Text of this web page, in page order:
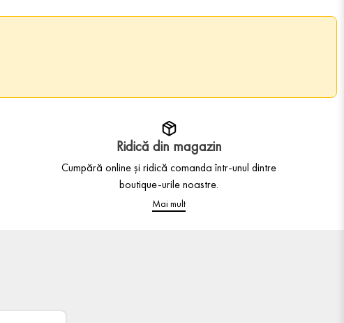
Ridică din magazin
Cumpără online și ridică comanda într-unul dintre
boutique-urile noastre.
Mai mult